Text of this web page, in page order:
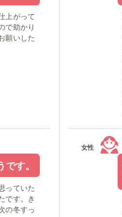
上がって
で助かり
願いした
す。
っていた
です。き
の冬すっ
女性